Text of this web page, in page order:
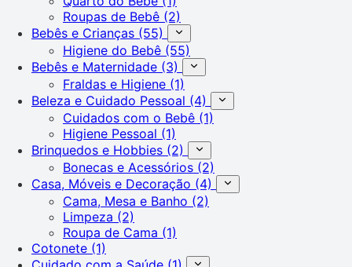
Roupas de Bebê (2)
Bebês e Crianças (55)
Higiene do Bebê (55)
Bebês e Maternidade (3)
Fraldas e Higiene (1)
Beleza e Cuidado Pessoal (4)
Cuidados com o Bebê (1)
Higiene Pessoal (1)
Brinquedos e Hobbies (2)
Bonecas e Acessórios (2)
Casa, Móveis e Decoração (4)
Cama, Mesa e Banho (2)
Limpeza (2)
Roupa de Cama (1)
Cotonete (1)